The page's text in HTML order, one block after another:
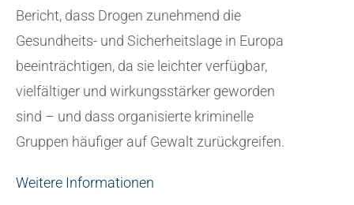
Bericht, dass Drogen zunehmend die
Gesundheits- und Sicherheitslage in Europa
beeinträchtigen, da sie leichter verfügbar,
vielfältiger und wirkungsstärker geworden
sind – und dass organisierte kriminelle
Gruppen häufiger auf Gewalt zurückgreifen.
Weitere Informationen